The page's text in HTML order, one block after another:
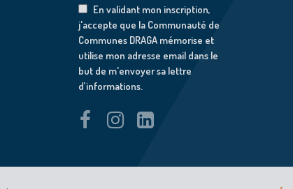
En validant mon inscription,
j'accepte que la Communauté de
Communes DRAGA mémorise et
utilise mon adresse email dans le
but de m'envoyer sa lettre
d’informations.